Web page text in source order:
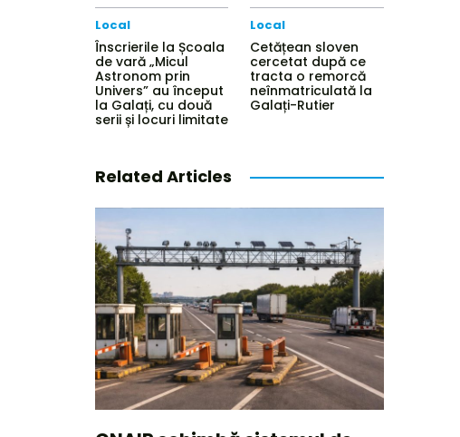
Local
Înscrierile la Școala
de vară „Micul
Astronom prin
Univers” au început
la Galați, cu două
serii și locuri limitate
Local
Cetățean sloven
cercetat după ce
tracta o remorcă
neînmatriculată la
Galați-Rutier
Related Articles